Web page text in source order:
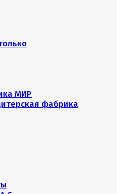
МИР
фабрика